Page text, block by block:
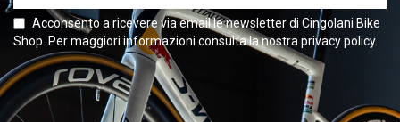
Acconsento a ricevere via email le newsletter di Cingolani Bike
Shop. Per maggiori informazioni consulta la nostra privacy policy.